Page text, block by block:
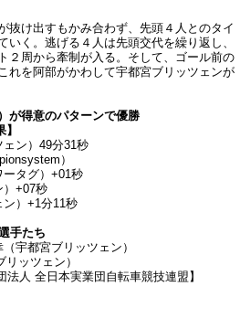
抜け出すもかみ合わず、先頭４人とのタイ
く。逃げる４人は先頭交代を繰り返し、
２周から牽制が入る。そして、ゴール前の
れを阿部がかわして宇都宮ブリッツェンが
が得意のパターンで優勝
ン）49分31秒
）
タグ）+01秒
+07秒
）+1分11秒
手たち
宇都宮ブリッツェン）
ッツェン）
法人 全日本実業団自転車競技連盟】